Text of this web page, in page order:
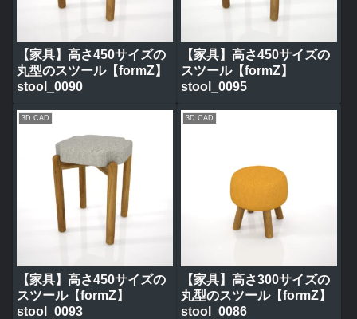
【家具】高さ450サイズの
丸型のスツール【formZ】
stool_0090
【家具】高さ450サイズの
スツール【formZ】
stool_0095
3D CAD
【家具】高さ450サイズの
スツール【formZ】
stool_0093
3D CAD
【家具】高さ300サイズの
丸型のスツール【formZ】
stool_0086